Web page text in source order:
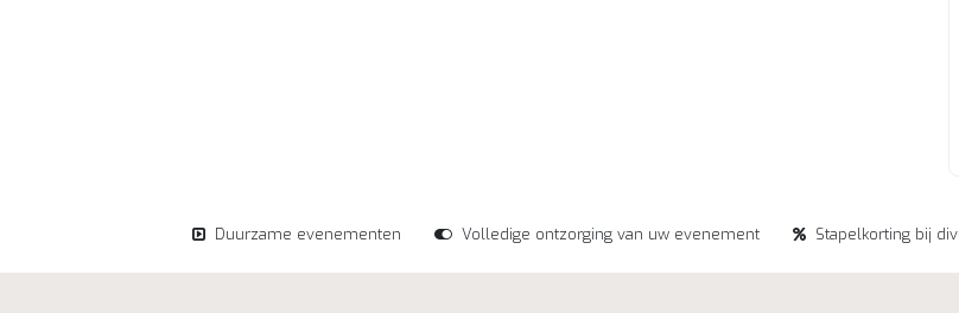
Duurzame evenementen Volledige ontzorging van uw evenement Stapelkorting bij